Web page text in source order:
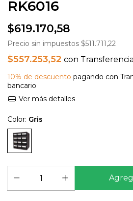
RK6016
$619.170,58
Precio sin impuestos $511.711,22
$557.253,52 con
10% de descuento pagando con
bancario
Ver más detalles
Color: Gris